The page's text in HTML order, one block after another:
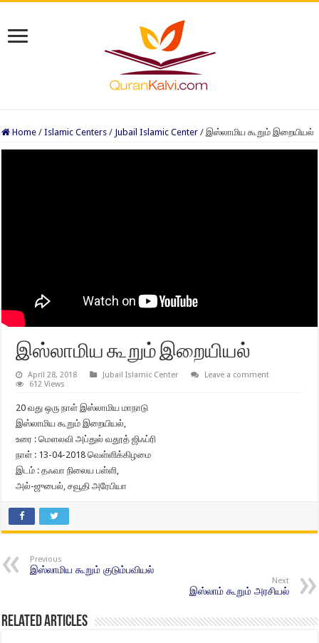
Home / Islamic Centers / Jubail Islamic Center / இஸ்லாமிய கூறும் இறையியல்
இஸ்லாமிய கூறும் இறையியல்
April 28, 2018 Jubail Islamic Center
Leave a comment
612 Views
20 வது ஒரு நாள் இஸ்லாமிய மாநாடு
இஸ்லாமிய கூறும் இறையியல்,
உரை : மௌலவி அப்துல் வதூத் ஜிஃப்ரி
நாள் : 13-04-2018 வெள்ளிக்கிழமை
இடம் : தஃவா நிலைய பள்ளி,
அல்-ஜுபைல், சவூதி அரேபியா
Previous
இஸ்லாமிய கூறும் குடும்பவியல்
Next
இஸ்லாம் கூறும் அரசியல்
Related Articles